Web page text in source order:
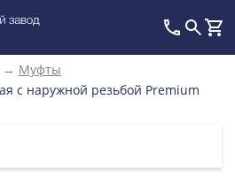
→ Муфты
с наружной резьбой Premium